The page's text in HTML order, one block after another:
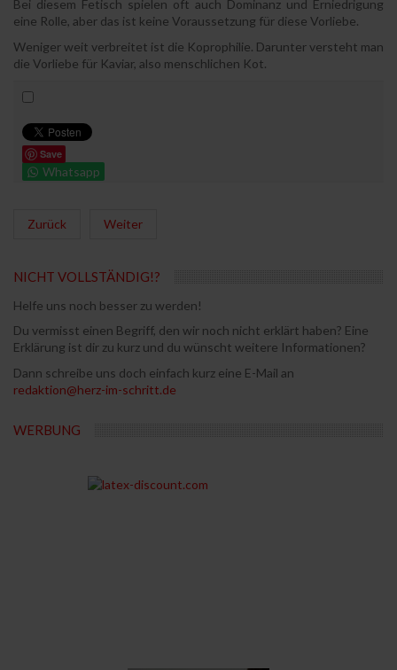
Bei diesem Fetisch spielen oft auch Dominanz und Erniedrigung
eine Rolle, aber das ist keine Voraussetzung für diese Vorliebe.
Weniger weit verbreitet ist die Koprophilie. Darunter versteht man
die Vorliebe für Kaviar, also menschlichen Kot.
Save
Whatsapp
Zurück Weiter
NICHT VOLLSTÄNDIG!?
Helfe uns noch besser zu werden!
Du vermisst einen Begriff, den wir noch nicht erklärt haben? Eine
Erklärung ist dir zu kurz und du wünscht weitere Informationen?
Dann schreibe uns doch einfach kurz eine E-Mail an
redaktion@herz-im-schritt.de
WERBUNG